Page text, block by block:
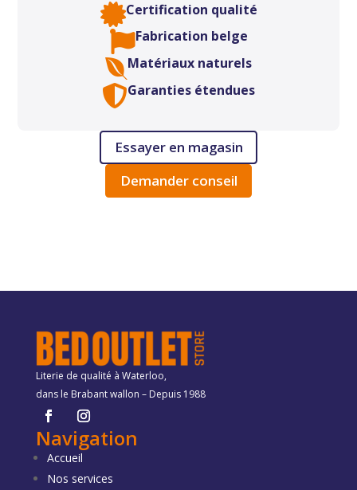
Certification qualité
Fabrication belge
 Matériaux naturels
Garanties étendues
Essayer en magasin
Demander conseil
Literie de qualité à Waterloo,
dans le Brabant wallon – Depuis 1988
Navigation
Accueil
Nos services